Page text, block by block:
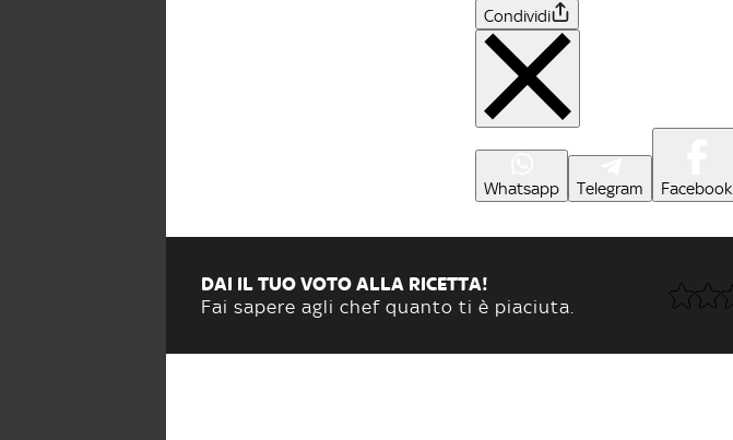
Condividi
Whatsapp Telegram Facebook
DAI IL TUO VOTO ALLA RICETTA!
Fai sapere agli chef quanto ti è piaciuta.